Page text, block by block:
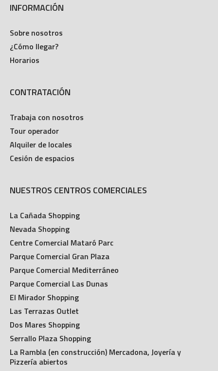
INFORMACIÓN
Sobre nosotros
¿Cómo llegar?
Horarios
CONTRATACIÓN
Trabaja con nosotros
Tour operador
Alquiler de locales
Cesión de espacios
NUESTROS CENTROS COMERCIALES
La Cañada Shopping
Nevada Shopping
Centre Comercial Mataró Parc
Parque Comercial Gran Plaza
Parque Comercial Mediterráneo
Parque Comercial Las Dunas
El Mirador Shopping
Las Terrazas Outlet
Dos Mares Shopping
Serrallo Plaza Shopping
La Rambla (en construcción) Mercadona, Joyería y
Pizzería abiertos